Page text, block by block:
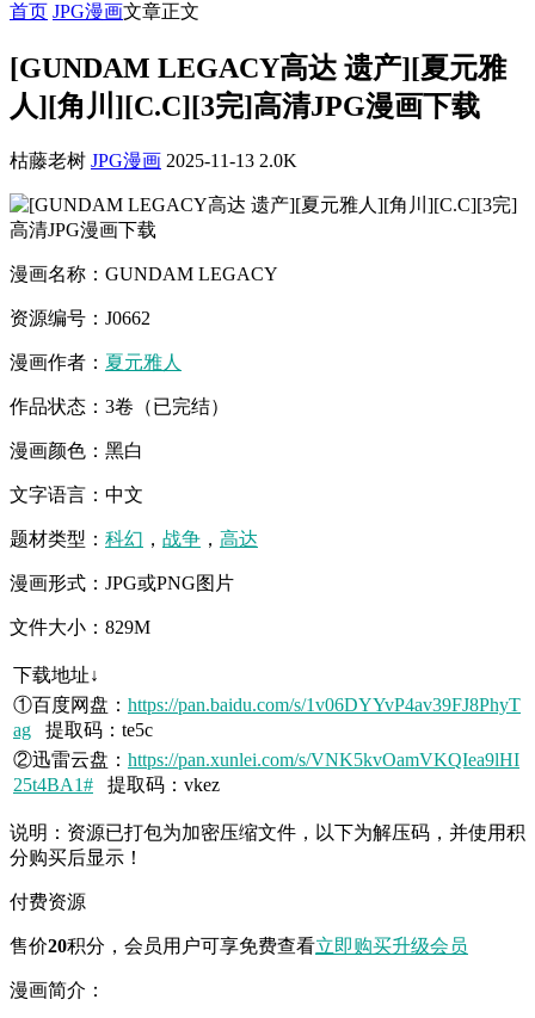
首页 JPG漫画文章正文
[GUNDAM LEGACY高达 遗产][夏元雅
人][角川][C.C][3完]高清JPG漫画下载
枯藤老树 JPG漫画 2025-11-13 2.0K
漫画名称：GUNDAM LEGACY
资源编号：J0662
漫画作者： 夏元雅人
作品状态：3卷（已完结）
漫画颜色：黑白
文字语言：中文
题材类型： 科幻 ， 战争 ， 高达
漫画形式：JPG或PNG图片
文件大小：829M
下载地址↓
①百度网盘： https://pan.baidu.com/s/1v06DYYvP4av39FJ8PhyT
ag 提取码：te5c
②迅雷云盘： https://pan.xunlei.com/s/VNK5kvOamVKQIea9lHI
25t4BA1# 提取码：vkez
说明：资源已打包为加密压缩文件，以下为解压码，并使用积
分购买后显示！
付费资源
售价20积分 ，会员用户可享免费查看立即购买升级会员
漫画简介：